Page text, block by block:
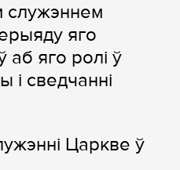
служэннем
яго
аб яго ролі ў
сведчанні
Царкве ў